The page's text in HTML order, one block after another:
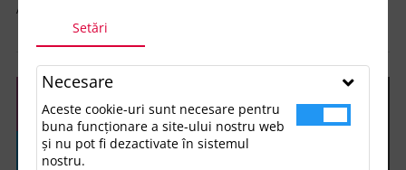
ACASA
STICLE DIN PLASTIC
Setări
Necesare
Aceste cookie-uri sunt necesare pentru
buna funcționare a site-ului nostru web
și nu pot fi dezactivate în sistemul
nostru.